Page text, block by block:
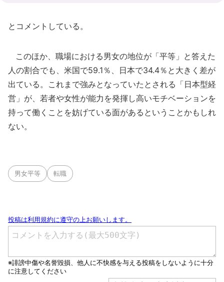
とコメントしている。
このほか、職場における男女の地位が「平等」と答えた
人の割合でも、米国で59.1％、日本で34.4％と大きく差が
出ている。これまで強みとなっていたとされる「日本型経
営」が、若者や女性が能力を発揮し高いモチベーションを
持って働くことを妨げている面があるということかもしれ
ない。
男女平等 転職